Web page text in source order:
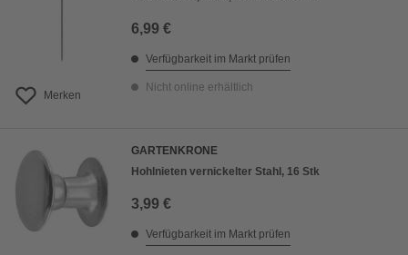
Merken
6,99 €
Verfügbarkeit im Markt prüfen
Nicht online erhältlich
GARTENKRONE
Hohlnieten vernickelter Stahl, 16 Stk
3,99 €
Verfügbarkeit im Markt prüfen